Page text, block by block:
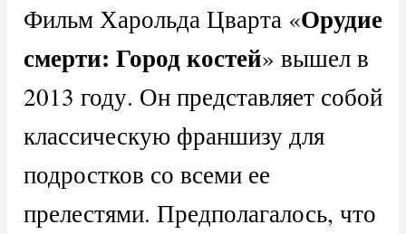
Фильм Харольда Цварта «Орудие
смерти: Город костей» вышел в
2013 году. Он представляет собой
классическую франшизу для
подростков со всеми ее
прелестями. Предполагалось, что